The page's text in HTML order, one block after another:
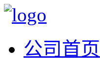
公司首页